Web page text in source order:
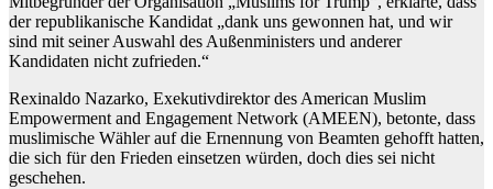
der republikanische Kandidat „dank uns gewonnen hat, und wir
sind mit seiner Auswahl des Außenministers und anderer
Kandidaten nicht zufrieden.“
Rexinaldo Nazarko, Exekutivdirektor des American Muslim
Empowerment and Engagement Network (AMEEN), betonte, dass
muslimische Wähler auf die Ernennung von Beamten gehofft hatten,
die sich für den Frieden einsetzen würden, doch dies sei nicht
geschehen.